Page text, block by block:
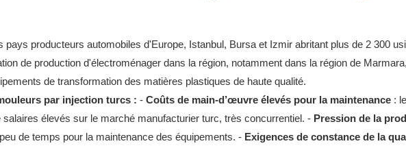
pays producteurs automobiles d'Europe, Istanbul, Bursa et Izmir abritant plus de 2 300
de production d'électroménager dans la région, notamment dans la région de Marmara,
de transformation des matières plastiques de haute qualité.
par injection turcs : - Coûts de main-d’œuvre élevés pour la maintenance: le
salaires élevés sur le marché manufacturier turc, très concurrentiel. - Pression de la
de temps pour la maintenance des équipements. - Exigences de constance de la